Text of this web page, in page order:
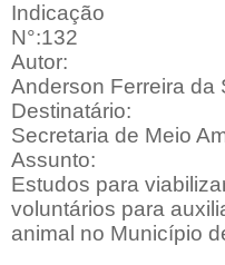
Indicação
N°:132
Autor:
Anderson Ferreira da
Destinatário:
Secretaria de Meio
Assunto:
Estudos para
voluntários para
animal no Município